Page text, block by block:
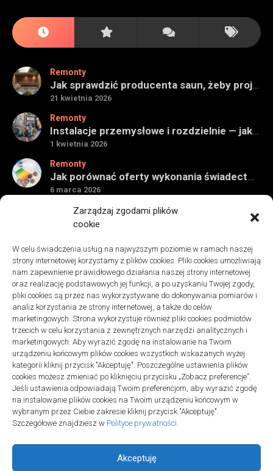
Zarządzaj zgodami plików
cookie
W celu świadczenia usług na najwyższym poziomie w ramach naszej
strony internetowej korzystamy z plików cookies. Pliki cookies umożliwiają
nam zapewnienie prawidłowego działania naszej strony internetowej
oraz realizację podstawowych jej funkcji, a po uzyskaniu Twojej zgody,
pliki cookies są przez nas wykorzystywane do dokonywania pomiarów i
analiz korzystania ze strony internetowej, a także do celów
marketingowych. Strona wykorzystuje również pliki cookies podmiotów
trzecich w celu korzystania z zewnętrznych narzędzi analitycznych i
marketingowych. Aby wyrazić zgodę na instalowanie na Twoim
urządzeniu końcowym plików cookies wszystkich wskazanych wyżej
kategorii kliknij przycisk "Akceptuję". Poszczególne ustawienia plików
cookies możesz zmieniać po kliknięciu przycisku „Zobacz preferencje”.
Jeśli ustawienia odpowiadają Twoim preferencjom, aby wyrazić zgodę
na instalowanie plików cookies na Twoim urządzeniu końcowym w
wybranym przez Ciebie zakresie kliknij przycisk "Akceptuję".
Szczegółowe znajdziesz w Polityce prywatności.
Akceptuję
Remonty
Jak sprawdzić producenta saun, żeby projekt miał sens na lata
21 kwietnia 2026
Remonty
Instalacje przemysłowe i rozdzielnie — jak ocenić wykonawcę do obiektu technicznego
1 kwietnia 2026
Remonty
Jak porównać oferty wykonania świadectwa energetycznego bez wpadek
6 marca 2026
Remonty
Znaczenie detali montażowych w codziennej pracy technicznej
Remonty
Podłogi winylowe – jakie mają zalety w porównaniu z drewnianymi
2 listopada 2025
Polityka plików cookies (EU)|Polityka prywatności